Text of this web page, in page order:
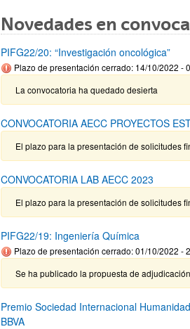
Novedades en
PIFG22/20: “Investigación oncológica”
Plazo de presentación cerrado: 14/10/2022 -
La convocatoria ha quedado desierta
CONVOCATORIA AECC PROYECTOS
El plazo para la presentación de solicitudes
CONVOCATORIA LAB AECC 2023
El plazo para la presentación de solicitudes
PIFG22/19: Ingeniería Química
Plazo de presentación cerrado: 01/10/2022 -
Se ha publicado la propuesta de adjudicación
Premio Sociedad Internacional
BBVA